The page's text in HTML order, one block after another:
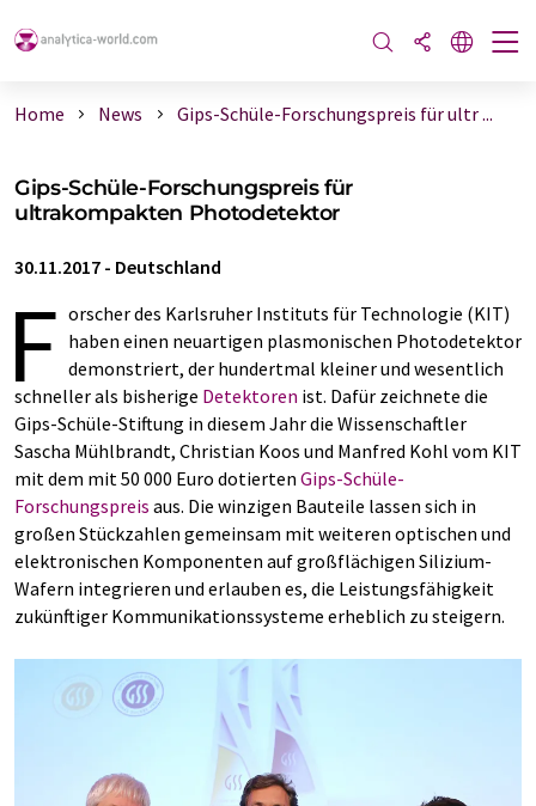
Home News Gips-Schüle-Forschungspreis für ultr ...
Gips-Schüle-Forschungspreis für
ultrakompakten Photodetektor
30.11.2017 - Deutschland
F orscher des Karlsruher Instituts für Technologie (KIT)
haben einen neuartigen plasmonischen Photodetektor
demonstriert, der hundertmal kleiner und wesentlich
schneller als bisherige Detektoren ist. Dafür zeichnete die
Gips-Schüle-Stiftung in diesem Jahr die Wissenschaftler
Sascha Mühlbrandt, Christian Koos und Manfred Kohl vom KIT
mit dem mit 50 000 Euro dotierten Gips-Schüle-
Forschungspreis aus. Die winzigen Bauteile lassen sich in
großen Stückzahlen gemeinsam mit weiteren optischen und
elektronischen Komponenten auf großflächigen Silizium-
Wafern integrieren und erlauben es, die Leistungsfähigkeit
zukünftiger Kommunikationssysteme erheblich zu steigern.